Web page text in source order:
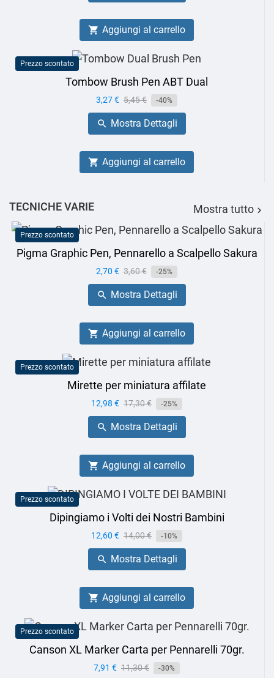
 Aggiungi al carrello
Prezzo scontato
Tombow Brush Pen ABT Dual
Prezzo
3,27 € Prezzo
base
5,45 € -40%
 Mostra Dettagli
 Aggiungi al carrello
TECNICHE VARIE Mostra tutto 
Prezzo scontato
Pigma Graphic Pen, Pennarello a Scalpello Sakura
Prezzo
2,70 € Prezzo
base
3,60 € -25%
 Mostra Dettagli
 Aggiungi al carrello
Prezzo scontato
Mirette per miniatura affilate
Prezzo
12,98 € Prezzo
base
17,30 € -25%
 Mostra Dettagli
 Aggiungi al carrello
Prezzo scontato
Dipingiamo i Volti dei Nostri Bambini
Prezzo
12,60 € Prezzo
base
14,00 € -10%
 Mostra Dettagli
 Aggiungi al carrello
Prezzo scontato
Canson XL Marker Carta per Pennarelli 70gr.
Prezzo
7,91 € Prezzo
11,30 € -30%